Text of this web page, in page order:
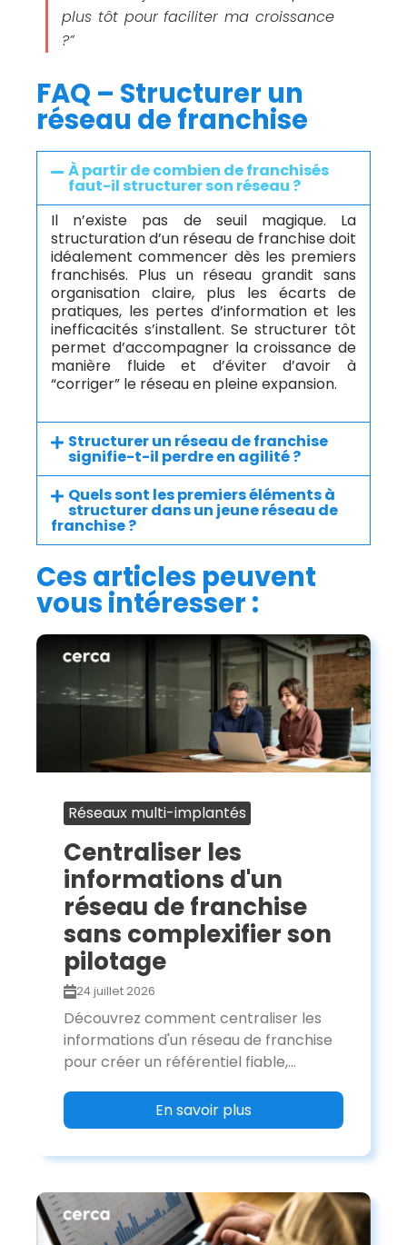
plus tôt pour faciliter ma croissance
?”
FAQ – Structurer un
réseau de franchise
À partir de combien de franchisés
faut-il structurer son réseau ?
Il n’existe pas de seuil magique. La
structuration d’un réseau de franchise doit
idéalement commencer dès les premiers
franchisés. Plus un réseau grandit sans
organisation claire, plus les écarts de
pratiques, les pertes d’information et les
inefficacités s’installent. Se structurer tôt
permet d’accompagner la croissance de
manière fluide et d’éviter d’avoir à
“corriger” le réseau en pleine expansion.
Structurer un réseau de franchise
signifie-t-il perdre en agilité ?
Quels sont les premiers éléments à
structurer dans un jeune réseau de
franchise ?
Ces articles peuvent
vous intéresser :
Réseaux multi-implantés
Centraliser les
informations d'un
réseau de franchise
sans complexifier son
pilotage
24 juillet 2026
Découvrez comment centraliser les
informations d'un réseau de franchise
pour créer un référentiel fiable,...
En savoir plus